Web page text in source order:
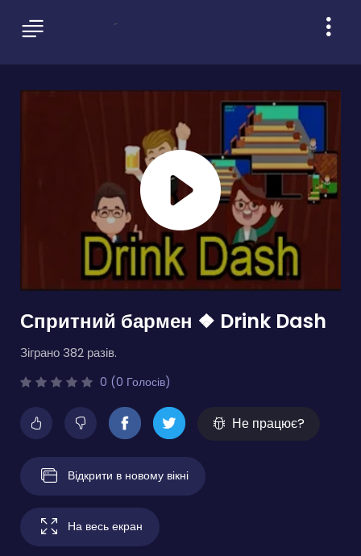
Спритний бармен ❖ Drink Dash
Зіграно 382 разів.
0 (0 Голосів)
Не працює?
Відкрити в новому вікні
На весь екран